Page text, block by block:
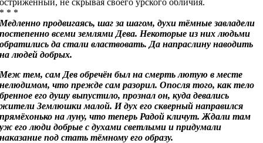
остриженный, не скрывая своего урского обличия.
* * *
Медленно продвигаясь, шаг за шагом, духи тёмные завладели
постепенно всеми землями Дева. Некоторые из них людьми
обратились да стали властвовать. Да напраслину наводить
на людей добрых.
Меж тем, сам Дев обречён был на смерть лютую в месте
нелюдимом, что прежде сам разорил. Опосля того, как тело
бренное его душу выпустило, прознал он, куда девались
жители Землюшки малой. И дух его скверный направился
прямёхонько на луну, что теперь Радой кличут. Ждали там
уж его люди добрые с духами светлыми и придумали
наказание под стать тёмному его образу.